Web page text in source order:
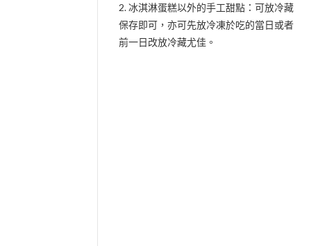
2. 冰淇淋蛋糕以外的手工甜點：可放冷藏
保存即可，亦可先放冷凍於吃的當日或者
前一日改放冷藏尤佳。